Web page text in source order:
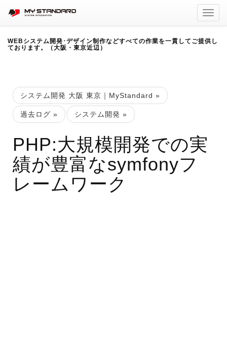
WEBシステム開発･デザイン制作などすべての作業を一貫してご提供し
ております。（大阪・東京近辺）
システム開発 大阪 東京｜MyStandard »
過去ログ » システム開発 »
PHP:大規模開発での実
績が豊富なsymfonyフ
レームワーク